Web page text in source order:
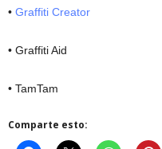
• Graffiti Creator
• Graffiti Aid
• TamTam
Comparte esto: